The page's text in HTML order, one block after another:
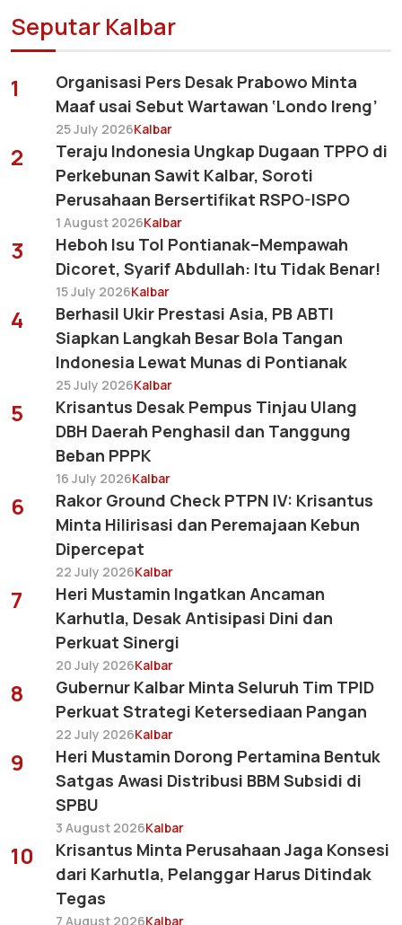
Seputar Kalbar
1
Organisasi Pers Desak Prabowo Minta
Maaf usai Sebut Wartawan ‘Londo Ireng’
25 July 2026Kalbar
2
Teraju Indonesia Ungkap Dugaan TPPO di
Perkebunan Sawit Kalbar, Soroti
Perusahaan Bersertifikat RSPO-ISPO
1 August 2026Kalbar
3
Heboh Isu Tol Pontianak–Mempawah
Dicoret, Syarif Abdullah: Itu Tidak Benar!
15 July 2026Kalbar
4
Berhasil Ukir Prestasi Asia, PB ABTI
Siapkan Langkah Besar Bola Tangan
Indonesia Lewat Munas di Pontianak
25 July 2026Kalbar
5
Krisantus Desak Pempus Tinjau Ulang
DBH Daerah Penghasil dan Tanggung
Beban PPPK
16 July 2026Kalbar
6
Rakor Ground Check PTPN IV: Krisantus
Minta Hilirisasi dan Peremajaan Kebun
Dipercepat
22 July 2026Kalbar
7
Heri Mustamin Ingatkan Ancaman
Karhutla, Desak Antisipasi Dini dan
Perkuat Sinergi
20 July 2026Kalbar
8
Gubernur Kalbar Minta Seluruh Tim TPID
Perkuat Strategi Ketersediaan Pangan
22 July 2026Kalbar
9
Heri Mustamin Dorong Pertamina Bentuk
Satgas Awasi Distribusi BBM Subsidi di
SPBU
3 August 2026Kalbar
10
Krisantus Minta Perusahaan Jaga Konsesi
dari Karhutla, Pelanggar Harus Ditindak
Tegas
7 August 2026Kalbar